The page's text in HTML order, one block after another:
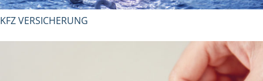
KFZ VERSICHERUNG